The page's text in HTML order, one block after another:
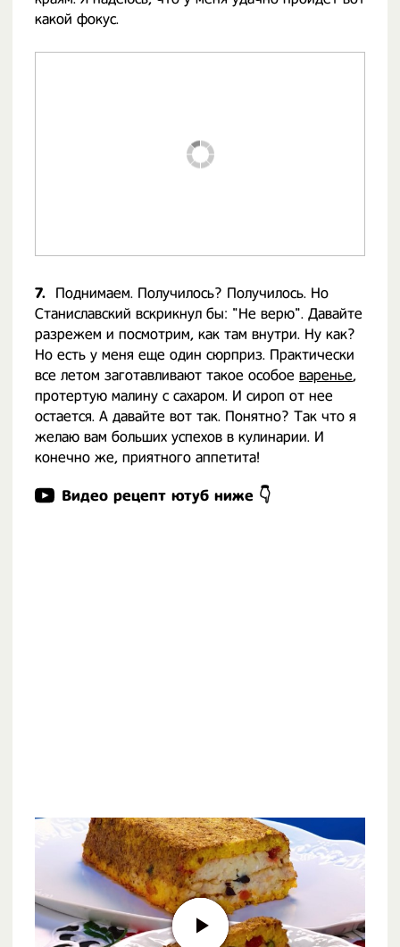
какой фокус.
7.
Поднимаем. Получилось? Получилось. Но
Станиславский вскрикнул бы: "Не верю". Давайте
разрежем и посмотрим, как там внутри. Ну как?
Но есть у меня еще один сюрприз. Практически
все летом заготавливают такое особое варенье,
протертую малину с сахаром. И сироп от нее
остается. А давайте вот так. Понятно? Так что я
желаю вам больших успехов в кулинарии. И
конечно же, приятного аппетита!
Видео рецепт ютуб ниже 👇